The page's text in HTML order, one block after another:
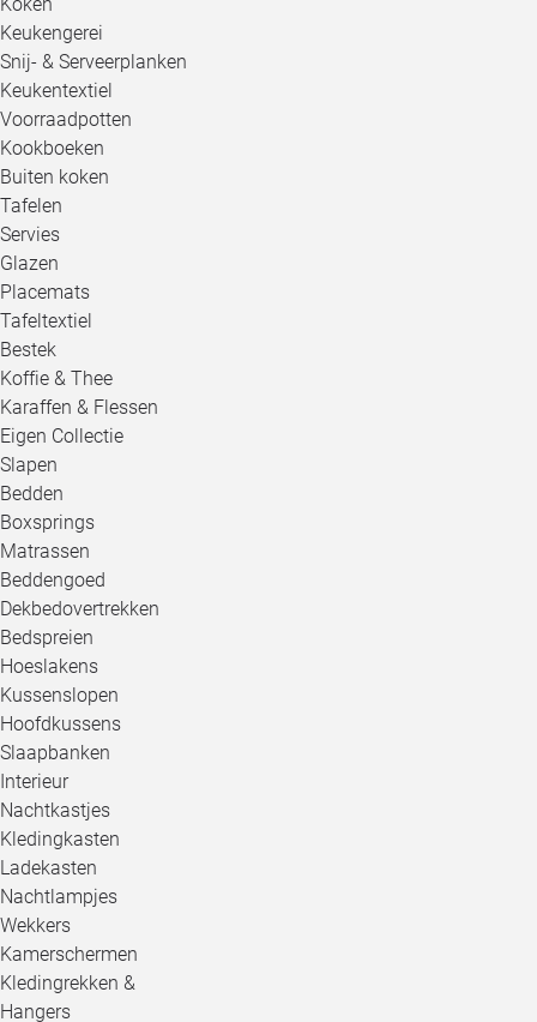
Keukengerei
Snij- & Serveerplanken
Keukentextiel
Voorraadpotten
Kookboeken
Buiten koken
Tafelen
Servies
Glazen
Placemats
Tafeltextiel
Bestek
Koffie & Thee
Karaffen & Flessen
Eigen Collectie
Slapen
Bedden
Boxsprings
Matrassen
Beddengoed
Dekbedovertrekken
Bedspreien
Hoeslakens
Kussenslopen
Hoofdkussens
Slaapbanken
Interieur
Nachtkastjes
Kledingkasten
Ladekasten
Nachtlampjes
Wekkers
Kamerschermen
Kledingrekken &
Hangers